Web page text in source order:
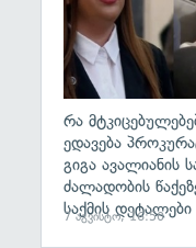
რა
ედავება
გიგა ავალიანის
ძალადობის
საქმის დეტალები
7 აგვისტო, 16:50